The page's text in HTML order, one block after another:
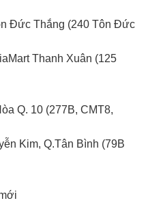
Đức Thắng (240 Tôn Đức
Thanh Xuân (125
Q. 10 (277B, CMT8,
Kim, Q.Tân Bình (79B